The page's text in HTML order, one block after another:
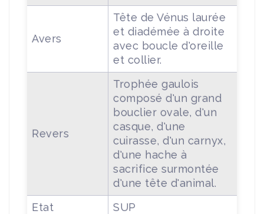
Avers
Tête de Vénus laurée
et diadémée à droite
avec boucle d'oreille
et collier.
Revers
Trophée gaulois
composé d'un grand
bouclier ovale, d'un
casque, d'une
cuirasse, d'un carnyx,
d'une hache à
sacrifice surmontée
d'une tête d'animal.
Etat
SUP